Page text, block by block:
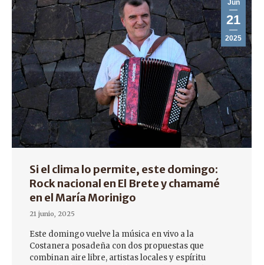
Jun
21
2025
Si el clima lo permite, este domingo:
Rock nacional en El Brete y chamamé
en el María Morinigo
21 junio, 2025
Este domingo vuelve la música en vivo a la
Costanera posadeña con dos propuestas que
combinan aire libre, artistas locales y espíritu